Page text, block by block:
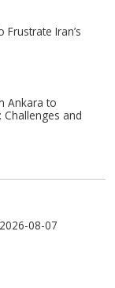
Frustrate Iran’s
Ankara to
Challenges and
08-07